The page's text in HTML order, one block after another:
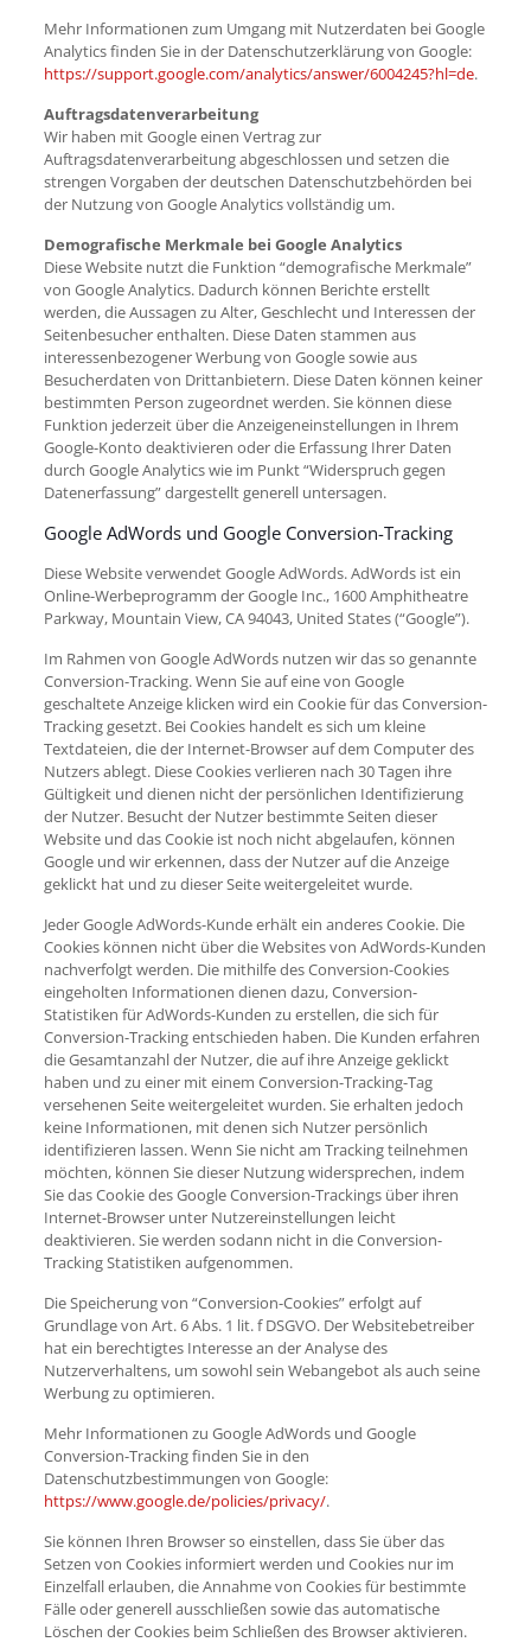
Mehr Informationen zum Umgang mit Nutzerdaten bei Google
Analytics finden Sie in der Datenschutzerklärung von Google:
https://support.google.com/analytics/answer/6004245?hl=de.
Auftragsdatenverarbeitung
Wir haben mit Google einen Vertrag zur
Auftragsdatenverarbeitung abgeschlossen und setzen die
strengen Vorgaben der deutschen Datenschutzbehörden bei
der Nutzung von Google Analytics vollständig um.
Demografische Merkmale bei Google Analytics
Diese Website nutzt die Funktion “demografische Merkmale”
von Google Analytics. Dadurch können Berichte erstellt
werden, die Aussagen zu Alter, Geschlecht und Interessen der
Seitenbesucher enthalten. Diese Daten stammen aus
interessenbezogener Werbung von Google sowie aus
Besucherdaten von Drittanbietern. Diese Daten können keiner
bestimmten Person zugeordnet werden. Sie können diese
Funktion jederzeit über die Anzeigeneinstellungen in Ihrem
Google-Konto deaktivieren oder die Erfassung Ihrer Daten
durch Google Analytics wie im Punkt “Widerspruch gegen
Datenerfassung” dargestellt generell untersagen.
Google AdWords und Google Conversion-Tracking
Diese Website verwendet Google AdWords. AdWords ist ein
Online-Werbeprogramm der Google Inc., 1600 Amphitheatre
Parkway, Mountain View, CA 94043, United States (“Google”).
Im Rahmen von Google AdWords nutzen wir das so genannte
Conversion-Tracking. Wenn Sie auf eine von Google
geschaltete Anzeige klicken wird ein Cookie für das Conversion-
Tracking gesetzt. Bei Cookies handelt es sich um kleine
Textdateien, die der Internet-Browser auf dem Computer des
Nutzers ablegt. Diese Cookies verlieren nach 30 Tagen ihre
Gültigkeit und dienen nicht der persönlichen Identifizierung
der Nutzer. Besucht der Nutzer bestimmte Seiten dieser
Website und das Cookie ist noch nicht abgelaufen, können
Google und wir erkennen, dass der Nutzer auf die Anzeige
geklickt hat und zu dieser Seite weitergeleitet wurde.
Jeder Google AdWords-Kunde erhält ein anderes Cookie. Die
Cookies können nicht über die Websites von AdWords-Kunden
nachverfolgt werden. Die mithilfe des Conversion-Cookies
eingeholten Informationen dienen dazu, Conversion-
Statistiken für AdWords-Kunden zu erstellen, die sich für
Conversion-Tracking entschieden haben. Die Kunden erfahren
die Gesamtanzahl der Nutzer, die auf ihre Anzeige geklickt
haben und zu einer mit einem Conversion-Tracking-Tag
versehenen Seite weitergeleitet wurden. Sie erhalten jedoch
keine Informationen, mit denen sich Nutzer persönlich
identifizieren lassen. Wenn Sie nicht am Tracking teilnehmen
möchten, können Sie dieser Nutzung widersprechen, indem
Sie das Cookie des Google Conversion-Trackings über ihren
Internet-Browser unter Nutzereinstellungen leicht
deaktivieren. Sie werden sodann nicht in die Conversion-
Tracking Statistiken aufgenommen.
Die Speicherung von “Conversion-Cookies” erfolgt auf
Grundlage von Art. 6 Abs. 1 lit. f DSGVO. Der Websitebetreiber
hat ein berechtigtes Interesse an der Analyse des
Nutzerverhaltens, um sowohl sein Webangebot als auch seine
Werbung zu optimieren.
Mehr Informationen zu Google AdWords und Google
Conversion-Tracking finden Sie in den
Datenschutzbestimmungen von Google:
https://www.google.de/policies/privacy/.
Sie können Ihren Browser so einstellen, dass Sie über das
Setzen von Cookies informiert werden und Cookies nur im
Einzelfall erlauben, die Annahme von Cookies für bestimmte
Fälle oder generell ausschließen sowie das automatische
Löschen der Cookies beim Schließen des Browser aktivieren.